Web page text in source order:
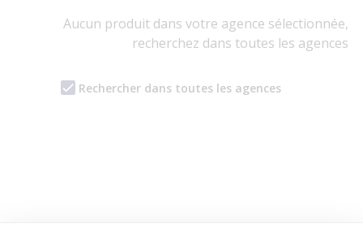
Aucun produit dans votre agence sélectionnée,
recherchez dans toutes les agences
Rechercher dans toutes les agences